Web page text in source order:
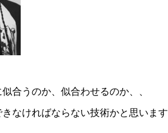
合うのか、似合わせるのか、、
なければならない技術かと思います